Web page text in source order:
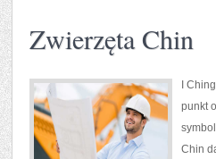
Zwierzęta Chin
I
punkt
Chin